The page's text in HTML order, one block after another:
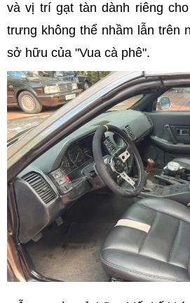
và vị trí gạt tàn dành riêng
trưng không thể nhầm lẫn trên
sở hữu của "Vua cà phê".